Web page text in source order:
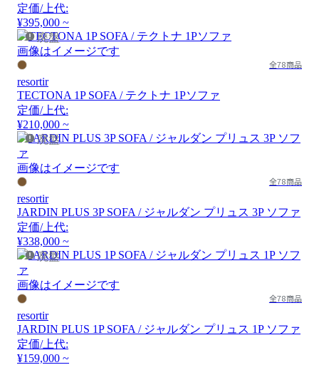
定価/上代:
¥395,000 ~
廃盤
画像はイメージです
全78商品
resortir
TECTONA 1P SOFA / テクトナ 1Pソファ
定価/上代:
¥210,000 ~
廃盤
画像はイメージです
全78商品
resortir
JARDIN PLUS 3P SOFA / ジャルダン プリュス 3P ソファ
定価/上代:
¥338,000 ~
廃盤
画像はイメージです
全78商品
resortir
JARDIN PLUS 1P SOFA / ジャルダン プリュス 1P ソファ
定価/上代:
¥159,000 ~